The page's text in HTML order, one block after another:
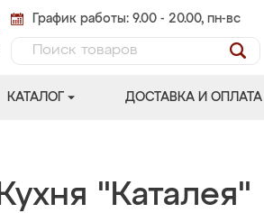
График работы: 9.00 - 20.00, пн-вс
КАТАЛОГ ДОСТАВКА И ОПЛАТА
Кухня "Каталея"